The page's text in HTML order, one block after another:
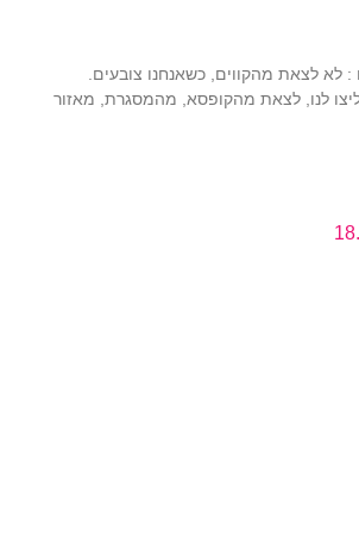
: לא לצאת מהקווים, כשאנחנו צובעים.
לנו, לצאת מהקופסא, מהמסגרת, מאזור